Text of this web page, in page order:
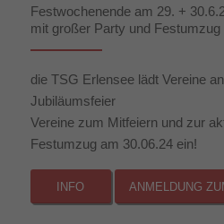
Festwochenende am 29. +
mit großer Party und Festumzug
die TSG Erlensee lädt Vereine
Jubiläumsfeier
Vereine zum Mitfeiern und zur
Festumzug am 30.06.24 ein!
INFO ANMELDUNG